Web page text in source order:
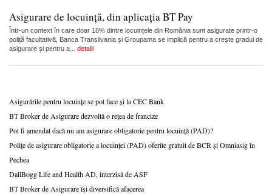
Asigurare de locuință, din aplicația BT Pay
Într-un context în care doar 18% dintre locuințele din România sunt asigurate printr-o
poliță facultativă, Banca Transilvania și Groupama se implică pentru a crește gradul de
asigurare și pentru a... detalii
Asigurările pentru locuințe se pot face și la CEC Bank
BT Broker de Asigurare dezvoltă o rețea de francize
Pot fi amendat dacă nu am asigurare obligatorie pentru locuință (PAD)?
Polițe de asigurare obligatorie a locuinței (PAD) oferite gratuit de BCR și Omniasig în
Pechea
DallBogg Life and Health AD, interzisă de ASF
BT Broker de Asigurare își diversifică afacerea